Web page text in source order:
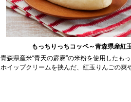
もっちりっちコッペ～青森県産紅
青森県産米“青天の霹靂”の米粉を使用したも
ホイップクリームを挟んだ、紅玉りんごの